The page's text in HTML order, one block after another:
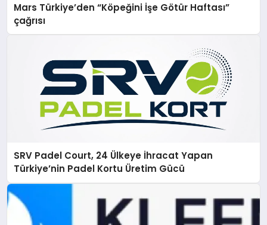
Mars Türkiye’den “Köpeğini İşe Götür Haftası”
çağrısı
SRV Padel Court, 24 Ülkeye İhracat Yapan
Türkiye’nin Padel Kortu Üretim Gücü